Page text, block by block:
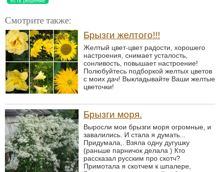
Смотрите также:
Брызги желтого!!!
Желтый цвет-цвет радости, хорошего
настроения, снимает усталость,
сонливость, повышает настроение!
Полюбуйтесь подборкой желтых цветов
с моих дач! Выкладывайте Ваши желтые
цветочки!
Брызги моря.
Выросли мои брызги моря огромные, и
завалились. И стала я думать...
Придумала,. Взяла одну дугушку
(раньше парничок делала ) Кто
рассказал русским про скотч?
Примотала я скотчем к шпалере,